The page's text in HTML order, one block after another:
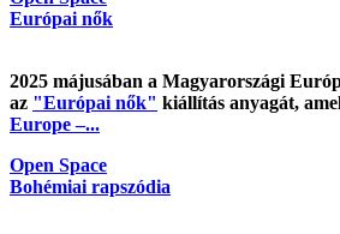
Európai nők
2025 májusában a Magyarországi
az "Európai nők" kiállítás anyagát,
Europe –...
Open Space
Bohémiai rapszódia